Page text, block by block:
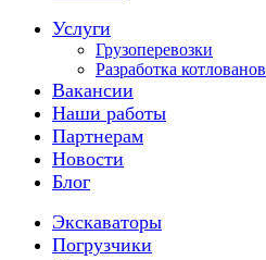
Услуги
Грузоперевозки
Разработка котлованов
Вакансии
Наши работы
Партнерам
Новости
Блог
Экскаваторы
Погрузчики